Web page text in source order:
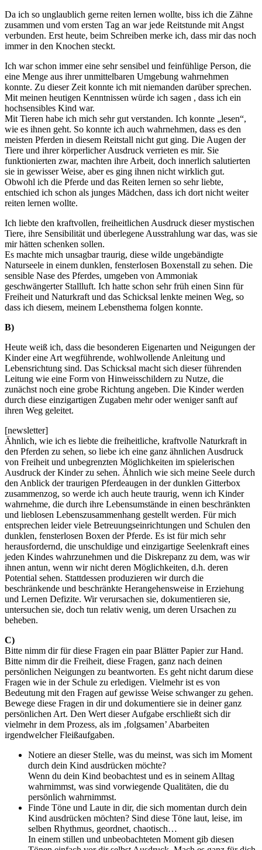
Da ich so unglaublich gerne reiten lernen wollte, biss ich die Zähne
zusammen und vom ersten Tag an war jede Reitstunde mit Angst
verbunden. Erst heute, beim Schreiben merke ich, dass mir das noch
immer in den Knochen steckt.
Ich war schon immer eine sehr sensibel und feinfühlige Person, die
eine Menge aus ihrer unmittelbaren Umgebung wahrnehmen
konnte. Zu dieser Zeit konnte ich mit niemanden darüber sprechen.
Mit meinen heutigen Kenntnissen würde ich sagen , dass ich ein
hochsensibles Kind war.
Mit Tieren habe ich mich sehr gut verstanden. Ich konnte „lesen“,
wie es ihnen geht. So konnte ich auch wahrnehmen, dass es den
meisten Pferden in diesem Reitstall nicht gut ging. Die Augen der
Tiere und ihrer körperlicher Ausdruck verrieten es mir. Sie
funktionierten zwar, machten ihre Arbeit, doch innerlich salutierten
sie in gewisser Weise, aber es ging ihnen nicht wirklich gut.
Obwohl ich die Pferde und das Reiten lernen so sehr liebte,
entschied ich schon als junges Mädchen, dass ich dort nicht weiter
reiten lernen wollte.
Ich liebte den kraftvollen, freiheitlichen Ausdruck dieser mystischen
Tiere, ihre Sensibilität und überlegene Ausstrahlung war das, was sie
mir hätten schenken sollen.
Es machte mich unsagbar traurig, diese wilde ungebändigte
Naturseele in einem dunklen, fensterlosen Boxenstall zu sehen. Die
sensible Nase des Pferdes, umgeben von Ammoniak
geschwängerter Stallluft. Ich hatte schon sehr früh einen Sinn für
Freiheit und Naturkraft und das Schicksal lenkte meinen Weg, so
dass ich diesem, meinem Lebensthema folgen konnte.
B)
Heute weiß ich, dass die besonderen Eigenarten und Neigungen der
Kinder eine Art wegführende, wohlwollende Anleitung und
Lebensrichtung sind. Das Schicksal macht sich dieser führenden
Leitung wie eine Form von Hinweisschildern zu Nutze, die
zunächst noch eine grobe Richtung angeben. Die Kinder werden
durch diese einzigartigen Zugaben mehr oder weniger sanft auf
ihren Weg geleitet.
[newsletter]
Ähnlich, wie ich es liebte die freiheitliche, kraftvolle Naturkraft in
den Pferden zu sehen, so liebe ich eine ganz ähnlichen Ausdruck
von Freiheit und unbegrenzten Möglichkeiten im spielerischen
Ausdruck der Kinder zu sehen. Ähnlich wie sich meine Seele durch
den Anblick der traurigen Pferdeaugen in der dunklen Gitterbox
zusammenzog, so werde ich auch heute traurig, wenn ich Kinder
wahrnehme, die durch ihre Lebensumstände in einen beschränkten
und lieblosen Lebenszusammenhang gestellt werden. Für mich
entsprechen leider viele Betreuungseinrichtungen und Schulen den
dunklen, fensterlosen Boxen der Pferde. Es ist für mich sehr
herausfordernd, die unschuldige und einzigartige Seelenkraft eines
jeden Kindes wahrzunehmen und die Diskrepanz zu dem, was wir
ihnen antun, wenn wir nicht deren Möglichkeiten, d.h. deren
Potential sehen. Stattdessen produzieren wir durch die
beschränkende und beschränkte Herangehensweise in Erziehung
und Lernen Defizite. Wir verursachen sie, dokumentieren sie,
untersuchen sie, doch tun relativ wenig, um deren Ursachen zu
beheben.
C)
Bitte nimm dir für diese Fragen ein paar Blätter Papier zur Hand.
Bitte nimm dir die Freiheit, diese Fragen, ganz nach deinen
persönlichen Neigungen zu beantworten. Es geht nicht darum diese
Fragen wie in der Schule zu erledigen. Vielmehr ist es von
Bedeutung mit den Fragen auf gewisse Weise schwanger zu gehen.
Bewege diese Fragen in dir und dokumentiere sie in deiner ganz
persönlichen Art. Den Wert dieser Aufgabe erschließt sich dir
vielmehr in dem Prozess, als im ‚folgsamen’ Abarbeiten
irgendwelcher Fleißaufgaben.
Notiere an dieser Stelle, was du meinst, was sich im Moment
durch dein Kind ausdrücken möchte?
Wenn du dein Kind beobachtest und es in seinem Alltag
wahrnimmst, was sind vorwiegende Qualitäten, die du
persönlich wahrnimmst.
Finde Töne und Laute in dir, die sich momentan durch dein
Kind ausdrücken möchten? Sind diese Töne laut, leise, im
selben Rhythmus, geordnet, chaotisch…
In einem stillen und unbeobachteten Moment gib diesen